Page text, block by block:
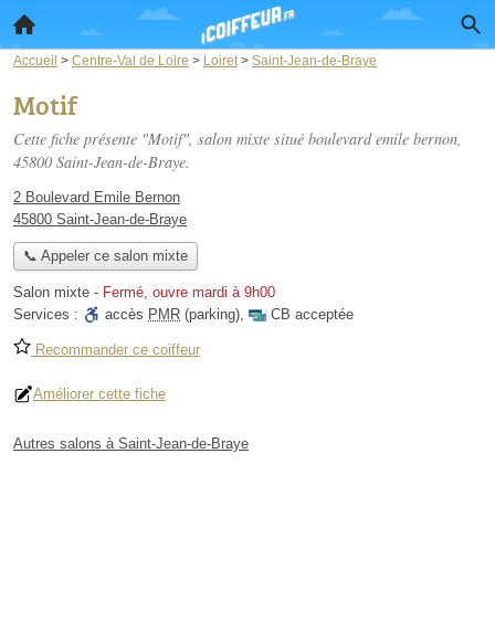
Accueil > Centre-Val de Loire > Loiret > Saint-Jean-de-Braye
Motif
Cette fiche présente "Motif", salon mixte situé boulevard emile bernon,
45800 Saint-Jean-de-Braye.
2 Boulevard Emile Bernon
45800 Saint-Jean-de-Braye
📞 Appeler ce salon mixte
Salon mixte - Fermé, ouvre mardi à 9h00
Services :
accès PMR (parking), CB acceptée
Recommander ce coiffeur
Améliorer cette fiche
Autres salons à Saint-Jean-de-Braye